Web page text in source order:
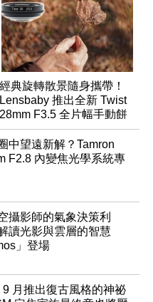
經典旋轉散景隨身攜帶！
Lensbaby 推出全新 Twist
28mm F3.5 全片幅手動餅
乾鏡
中望遠新解？Tamron
F2.8 內變焦光學系統專
攝影師的氣象決策利
讀光影與雲層的智慧
」登場
月推出復古風格的神祕